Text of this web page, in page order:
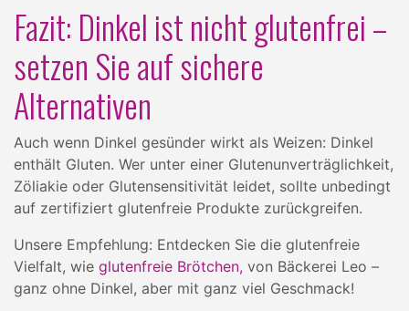
Fazit: Dinkel ist nicht glutenfrei –
setzen Sie auf sichere
Alternativen
Auch wenn Dinkel gesünder wirkt als Weizen: Dinkel
enthält Gluten. Wer unter einer Glutenunverträglichkeit,
Zöliakie oder Glutensensitivität leidet, sollte unbedingt
auf zertifiziert glutenfreie Produkte zurückgreifen.
Unsere Empfehlung: Entdecken Sie die glutenfreie
Vielfalt, wie glutenfreie Brötchen, von Bäckerei Leo –
ganz ohne Dinkel, aber mit ganz viel Geschmack!